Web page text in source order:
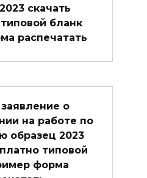
скачать
бланк
распечатать
о
на работе по
образец 2023
типовой
форма